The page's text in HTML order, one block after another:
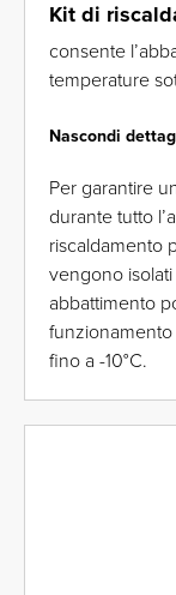
Kit di
consente
temperature
Nascondi
Per garantire
durante tutto
riscaldamento
vengono
abbattimento
fino a -10°C.